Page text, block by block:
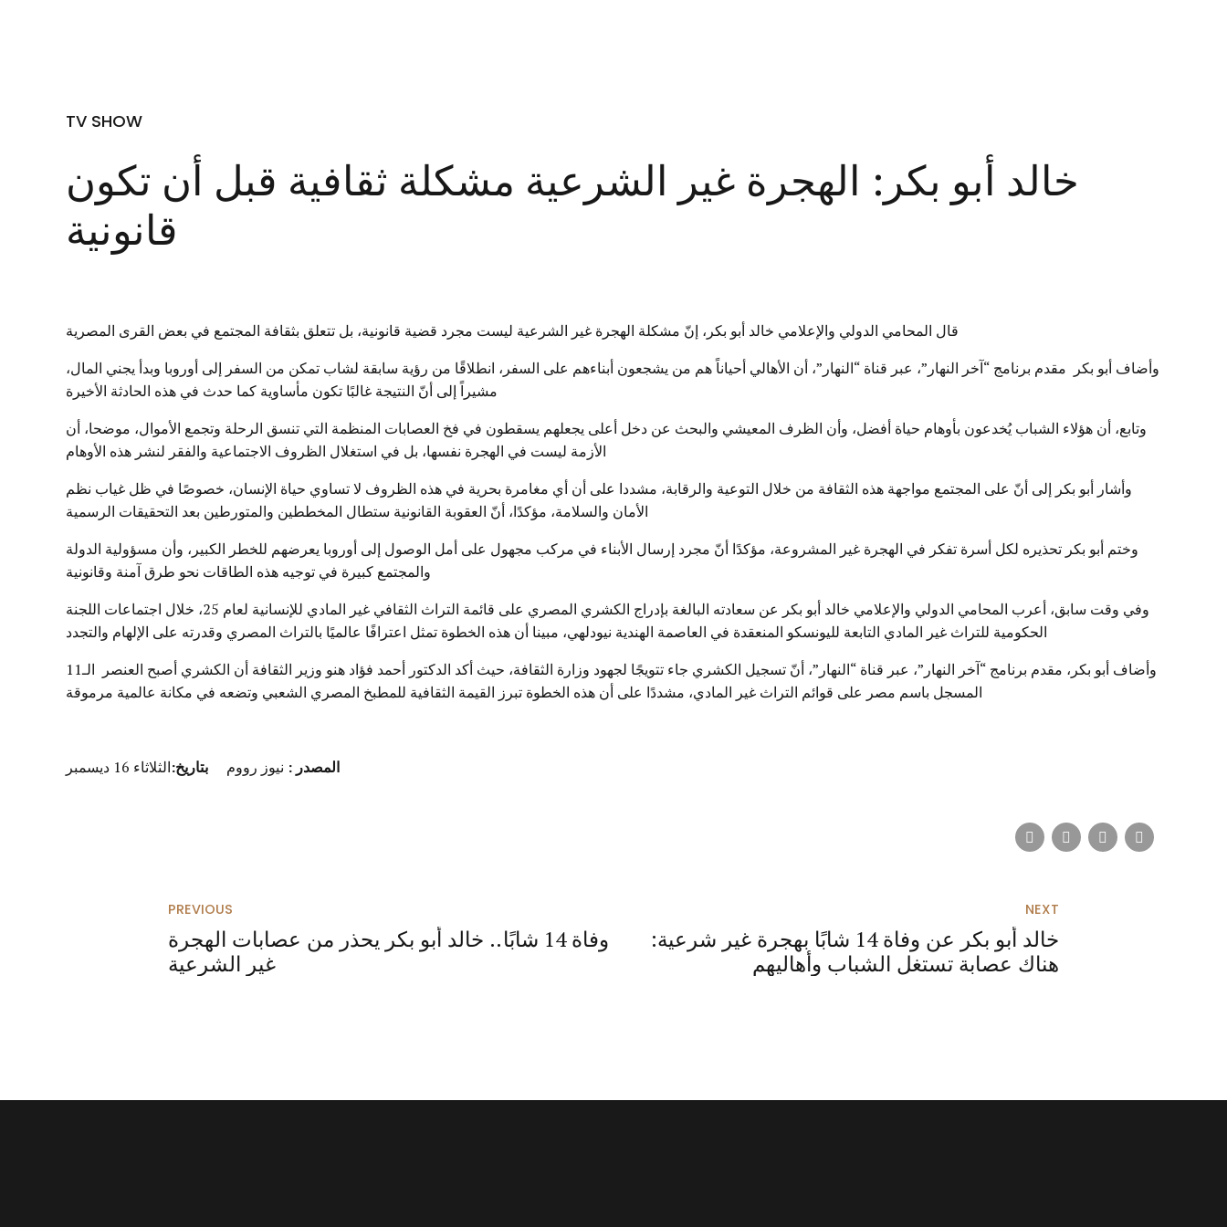
TV SHOW
خالد أبو بكر: الهجرة غير الشرعية مشكلة ثقافية قبل أن تكون
قانونية
قال المحامي الدولي والإعلامي خالد أبو بكر، إنّ مشكلة الهجرة غير الشرعية ليست مجرد قضية قانونية، بل تتعلق بثقافة المجتمع في بعض القرى المصرية
وأضاف أبو بكر مقدم برنامج “آخر النهار”، عبر قناة “النهار”، أن الأهالي أحياناً هم من يشجعون أبناءهم على السفر، انطلاقًا من رؤية سابقة لشاب تمكن من السفر إلى أوروبا وبدأ يجني المال،
مشيراً إلى أنّ النتيجة غالبًا تكون مأساوية كما حدث في هذه الحادثة الأخيرة
وتابع، أن هؤلاء الشباب يُخدعون بأوهام حياة أفضل، وأن الظرف المعيشي والبحث عن دخل أعلى يجعلهم يسقطون في فخ العصابات المنظمة التي تنسق الرحلة وتجمع الأموال، موضحا، أن
الأزمة ليست في الهجرة نفسها، بل في استغلال الظروف الاجتماعية والفقر لنشر هذه الأوهام
وأشار أبو بكر إلى أنّ على المجتمع مواجهة هذه الثقافة من خلال التوعية والرقابة، مشددا على أن أي مغامرة بحرية في هذه الظروف لا تساوي حياة الإنسان، خصوصًا في ظل غياب نظم
الأمان والسلامة، مؤكدًا، أنّ العقوبة القانونية ستطال المخططين والمتورطين بعد التحقيقات الرسمية
وختم أبو بكر تحذيره لكل أسرة تفكر في الهجرة غير المشروعة، مؤكدًا أنّ مجرد إرسال الأبناء في مركب مجهول على أمل الوصول إلى أوروبا يعرضهم للخطر الكبير، وأن مسؤولية الدولة
والمجتمع كبيرة في توجيه هذه الطاقات نحو طرق آمنة وقانونية
وفي وقت سابق، أعرب المحامي الدولي والإعلامي خالد أبو بكر عن سعادته البالغة بإدراج الكشري المصري على قائمة التراث الثقافي غير المادي للإنسانية لعام 25، خلال اجتماعات اللجنة
الحكومية للتراث غير المادي التابعة لليونسكو المنعقدة في العاصمة الهندية نيودلهي، مبينا أن هذه الخطوة تمثل اعترافًا عالميًا بالتراث المصري وقدرته على الإلهام والتجدد
وأضاف أبو بكر، مقدم برنامج “آخر النهار”، عبر قناة “النهار”، أنّ تسجيل الكشري جاء تتويجًا لجهود وزارة الثقافة، حيث أكد الدكتور أحمد فؤاد هنو وزير الثقافة أن الكشري أصبح العنصر الـ11
المسجل باسم مصر على قوائم التراث غير المادي، مشددًا على أن هذه الخطوة تبرز القيمة الثقافية للمطبخ المصري الشعبي وتضعه في مكانة عالمية مرموقة
المصدر : نيوز رووم بتاريخ:الثلاثاء 16 ديسمبر
PREVIOUS
وفاة 14 شابًا.. خالد أبو بكر يحذر من عصابات الهجرة
غير الشرعية
NEXT
خالد أبو بكر عن وفاة 14 شابًا بهجرة غير شرعية:
هناك عصابة تستغل الشباب وأهاليهم